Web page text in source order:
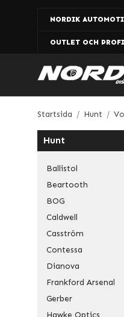
NORDIK
OUTLET OCH
Startsida / Hunt /
Hunt
Ballistol
Beartooth
BOG
Caldwell
Casström
Contessa
Dianova
Frankford Arsenal
Gerber
Hawke Optics